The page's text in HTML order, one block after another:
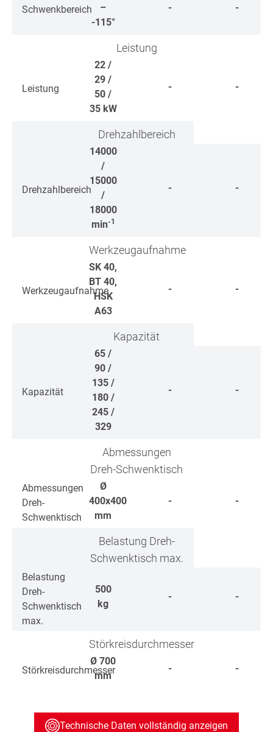
Schwenkbereich
–
-115°
- -
Leistung
Leistung
22 /
29 /
50 /
35 kW
- -
Drehzahlbereich
Drehzahlbereich
14000
/
15000
/
18000
min-1
- -
Werkzeugaufnahme
Werkzeugaufnahme
SK 40,
BT 40,
HSK
A63
- -
Kapazität
Kapazität
65 /
90 /
135 /
180 /
245 /
329
- -
Abmessungen
Dreh-Schwenktisch
Abmessungen
Dreh-
Schwenktisch
Ø
400x400
mm
- -
Belastung Dreh-
Schwenktisch max.
Belastung
Dreh-
Schwenktisch
max.
500
kg
- -
Störkreisdurchmesser
Störkreisdurchmesser
Ø 700
mm
- -
Technische Daten vollständig anzeigen